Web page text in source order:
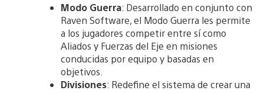
Modo Guerra: Desarrollado en conjunto con
Raven Software, el Modo Guerra les permite
a los jugadores competir entre sí como
Aliados y Fuerzas del Eje en misiones
conducidas por equipo y basadas en
objetivos.
Divisiones: Redefine el sistema de crear una